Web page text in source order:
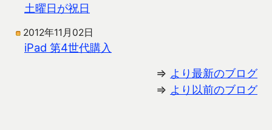
土曜日が祝日
2012年11月02日
iPad 第4世代購入
⇒ より最新のブログ
⇒ より以前のブログ